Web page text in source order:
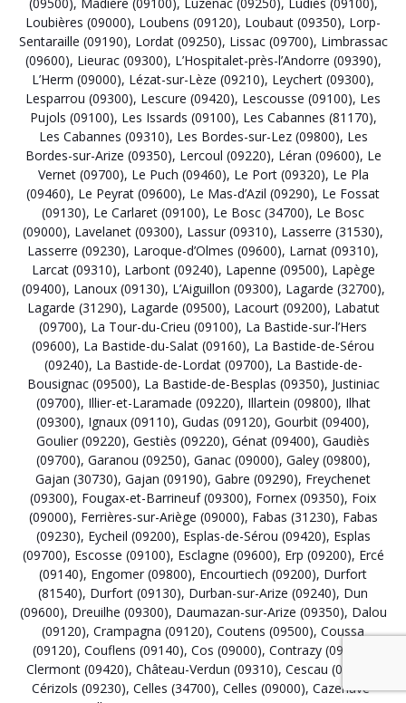
Loubières (09000), Loubens (09120), Loubaut (09350), Lorp-
Sentaraille (09190), Lordat (09250), Lissac (09700), Limbrassac
(09600), Lieurac (09300), L’Hospitalet-près-l’Andorre (09390),
L’Herm (09000), Lézat-sur-Lèze (09210), Leychert (09300),
Lesparrou (09300), Lescure (09420), Lescousse (09100), Les
Pujols (09100), Les Issards (09100), Les Cabannes (81170),
Les Cabannes (09310), Les Bordes-sur-Lez (09800), Les
Bordes-sur-Arize (09350), Lercoul (09220), Léran (09600), Le
Vernet (09700), Le Puch (09460), Le Port (09320), Le Pla
(09460), Le Peyrat (09600), Le Mas-d’Azil (09290), Le Fossat
(09130), Le Carlaret (09100), Le Bosc (34700), Le Bosc
(09000), Lavelanet (09300), Lassur (09310), Lasserre (31530),
Lasserre (09230), Laroque-d’Olmes (09600), Larnat (09310),
Larcat (09310), Larbont (09240), Lapenne (09500), Lapège
(09400), Lanoux (09130), L’Aiguillon (09300), Lagarde (32700),
Lagarde (31290), Lagarde (09500), Lacourt (09200), Labatut
(09700), La Tour-du-Crieu (09100), La Bastide-sur-l’Hers
(09600), La Bastide-du-Salat (09160), La Bastide-de-Sérou
(09240), La Bastide-de-Lordat (09700), La Bastide-de-
Bousignac (09500), La Bastide-de-Besplas (09350), Justiniac
(09700), Illier-et-Laramade (09220), Illartein (09800), Ilhat
(09300), Ignaux (09110), Gudas (09120), Gourbit (09400),
Goulier (09220), Gestiès (09220), Génat (09400), Gaudiès
(09700), Garanou (09250), Ganac (09000), Galey (09800),
Gajan (30730), Gajan (09190), Gabre (09290), Freychenet
(09300), Fougax-et-Barrineuf (09300), Fornex (09350), Foix
(09000), Ferrières-sur-Ariège (09000), Fabas (31230), Fabas
(09230), Eycheil (09200), Esplas-de-Sérou (09420), Esplas
(09700), Escosse (09100), Esclagne (09600), Erp (09200), Ercé
(09140), Engomer (09800), Encourtiech (09200), Durfort
(81540), Durfort (09130), Durban-sur-Arize (09240), Dun
(09600), Dreuilhe (09300), Daumazan-sur-Arize (09350), Dalou
(09120), Crampagna (09120), Coutens (09500), Coussa
(09120), Couflens (09140), Cos (09000), Contrazy (09230)
Clermont (09420), Château-Verdun (09310), Cescau (09800)
Cérizols (09230), Celles (34700), Celles (09000), Cazenave-